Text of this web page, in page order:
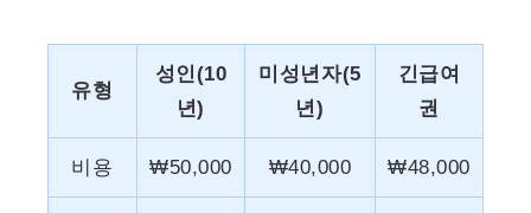
유형
성인(10
년)
미성년자(5
년)
긴급여
권
비용 ₩50,000 ₩40,000 ₩48,000